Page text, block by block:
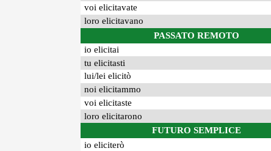
voi elicitavate
loro elicitavano
PASSATO REMOTO
io elicitai
tu elicitasti
lui/lei elicitò
noi elicitammo
voi elicitaste
loro elicitarono
FUTURO SEMPLICE
io eliciterò